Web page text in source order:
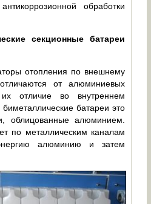
обработки
секционные батареи
отопления по внешнему
от алюминиевых
отличие во внутреннем
батареи это
облицованные алюминием.
по металлическим каналам
алюминию и затем